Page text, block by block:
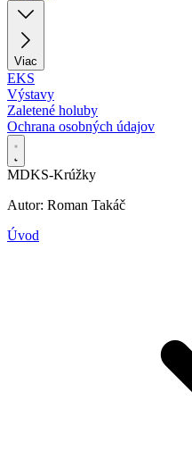
Viac
EKS
Výstavy
Zaletené holuby
Ochrana osobných údajov
MDKS-Krúžky
Autor: Roman Takáč
Úvod